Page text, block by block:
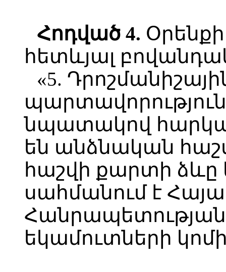
Հոդված 4.
հետևյալ
«5.
նպատակով
են անձնական
հաշվի քարտի
սահմանում է
եկամուտների